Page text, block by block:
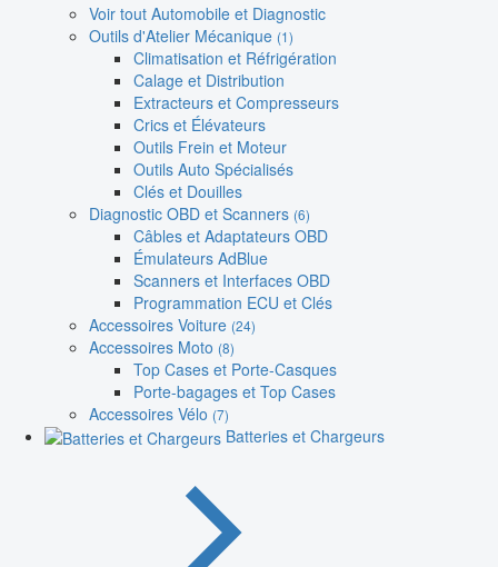
Voir tout Automobile et Diagnostic
Outils d'Atelier Mécanique (1)
Climatisation et Réfrigération
Calage et Distribution
Extracteurs et Compresseurs
Crics et Élévateurs
Outils Frein et Moteur
Outils Auto Spécialisés
Clés et Douilles
Diagnostic OBD et Scanners (6)
Câbles et Adaptateurs OBD
Émulateurs AdBlue
Scanners et Interfaces OBD
Programmation ECU et Clés
Accessoires Voiture (24)
Accessoires Moto (8)
Top Cases et Porte-Casques
Porte-bagages et Top Cases
Accessoires Vélo (7)
Batteries et Chargeurs